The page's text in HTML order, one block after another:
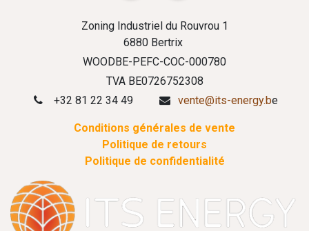
Zoning Industriel du Rouvrou 1
6880 Bertrix
WOODBE-PEFC-COC-000780
TVA BE0726752308
+32 81 22 34 49
vente@its-energy.be
Conditions générales de vente
Politique de retours
Politique de confidentialité